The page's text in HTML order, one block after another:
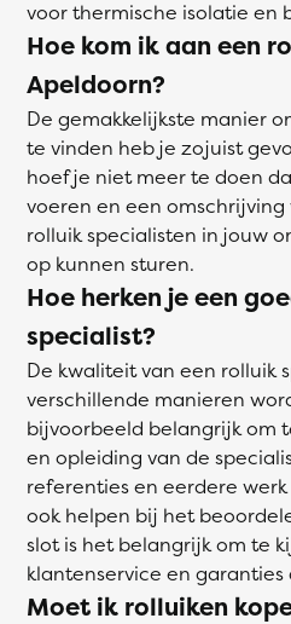
voor thermische isolatie en
Hoe kom ik aan een
Apeldoorn?
De gemakkelijkste manier
te vinden heb je zojuist
hoef je niet meer te doen
voeren en een omschrijving
rolluik specialisten in jouw
op kunnen sturen.
Hoe herken je een
specialist?
De kwaliteit van een rolluik
verschillende manieren
bijvoorbeeld belangrijk om
en opleiding van de
referenties en eerdere
ook helpen bij het
slot is het belangrijk om te
klantenservice en
Moet ik rolluiken